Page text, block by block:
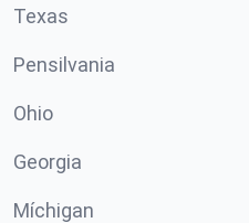
Texas
Pensilvania
Ohio
Georgia
Míchigan